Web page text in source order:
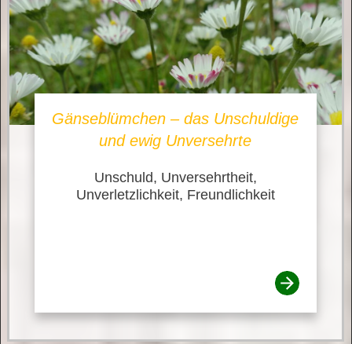
Gänseblümchen – das Unschuldige
und ewig Unversehrte
Unschuld, Unversehrtheit,
Unverletzlichkeit, Freundlichkeit